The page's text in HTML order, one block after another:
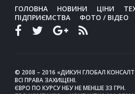
ГОЛОВНА НОВИНИ ЦІНИ
ПІДПРИЄМСТВА
ФОТО / ВІДЕО
© 2008 – 2016 «ДИКУН ГЛОБАЛ
ВСІ ПРАВА ЗАХИЩЕНІ.
ЄВРО ПО КУРСУ НБУ НЕ МЕНШЕ 33 ГРН.